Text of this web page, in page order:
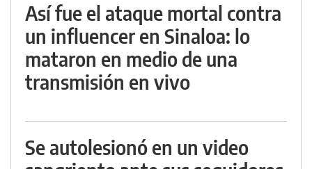
Así fue el ataque mortal contra
un influencer en Sinaloa: lo
mataron en medio de una
transmisión en vivo
Se autolesionó en un video